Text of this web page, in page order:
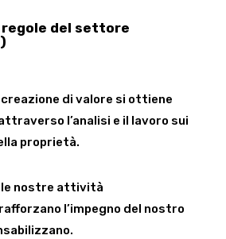
del settore
di valore si ottiene
l’analisi e il lavoro sui
proprietà.
nostre attività
l’impegno del nostro